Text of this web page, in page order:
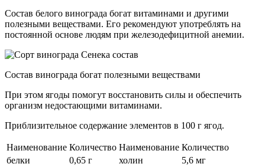
Состав белого винограда богат витаминами и другими
полезными веществами. Его рекомендуют употреблять на
постоянной основе людям при железодефицитной анемии.
Состав винограда богат полезными веществами
При этом ягоды помогут восстановить силы и обеспечить
организм недостающими витаминами.
Приблизительное содержание элементов в 100 г ягод.
Наименование Количество Наименование Количество
белки
0,65 г холин
5,6 мг